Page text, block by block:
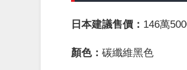
日本建議售價： 146萬
顏色：碳纖維黑色